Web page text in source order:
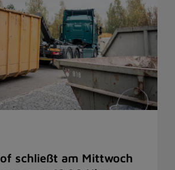
schließt am Mittwoch